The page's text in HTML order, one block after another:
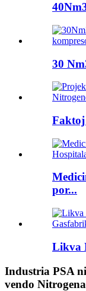
30
Faktoj
por...
Likva
Industria PSA
vendo